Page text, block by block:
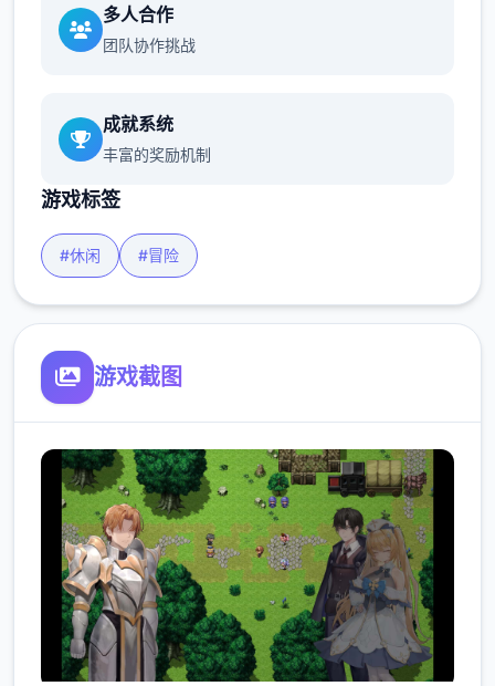
多人合作
团队协作挑战
成就系统
丰富的奖励机制
游戏标签
#休闲 #冒险
游戏截图